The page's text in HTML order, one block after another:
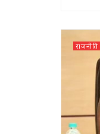
राजनीति